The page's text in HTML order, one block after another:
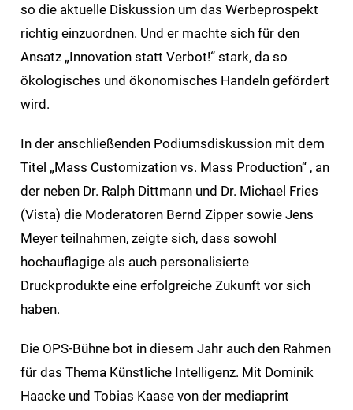
so die aktuelle Diskussion um das Werbeprospekt
richtig einzuordnen. Und er machte sich für den
Ansatz „Innovation statt Verbot!“ stark, da so
ökologisches und ökonomisches Handeln gefördert
wird.
In der anschließenden Podiumsdiskussion mit dem
Titel „Mass Customization vs. Mass Production“ , an
der neben Dr. Ralph Dittmann und Dr. Michael Fries
(Vista) die Moderatoren Bernd Zipper sowie Jens
Meyer teilnahmen, zeigte sich, dass sowohl
hochauflagige als auch personalisierte
Druckprodukte eine erfolgreiche Zukunft vor sich
haben.
Die OPS-Bühne bot in diesem Jahr auch den Rahmen
für das Thema Künstliche Intelligenz. Mit Dominik
Haacke und Tobias Kaase von der mediaprint